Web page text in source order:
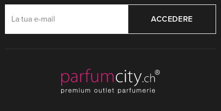
ACCEDERE